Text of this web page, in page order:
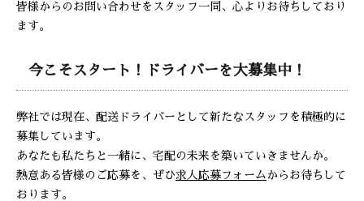
皆様からのお問い合わせをスタッフ一同、心よりお待ちしており
ます。
今こそスタート！ドライバーを大募集中！
弊社では現在、配送ドライバーとして新たなスタッフを積極的に
募集しています。
あなたも私たちと一緒に、宅配の未来を築いていきませんか。
熱意ある皆様のご応募を、ぜひ求人応募フォーム からお待ちして
おります。